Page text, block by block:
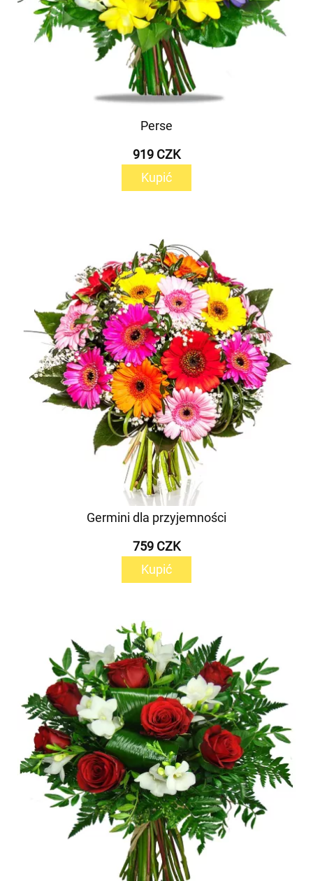
Perse
919 CZK
Kupić
Germini dla przyjemności
759 CZK
Kupić